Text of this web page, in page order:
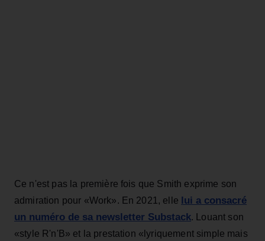
Ce n'est pas la première fois que Smith exprime son
admiration pour «Work». En 2021, elle lui a consacré
un numéro de sa newsletter Substack. Louant son
«style R'n'B» et la prestation «lyriquement simple mais